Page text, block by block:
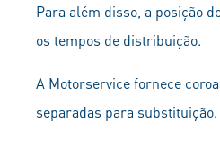
Para além disso, a posição
os tempos de distribuição.
A Motorservice fornece
separadas para substituição.